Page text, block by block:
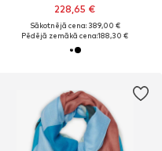
228,65 €
Sākotnējā cena: 389,00 €
Pēdējā zemākā cena:188,30 €